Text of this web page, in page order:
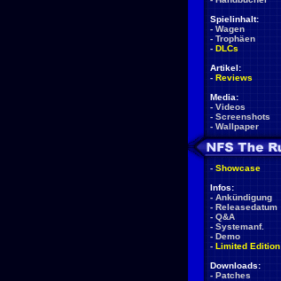
Spielinhalt:
- Wagen
- Trophäen
- DLCs
Artikel:
- Reviews
Media:
- Videos
- Screenshots
- Wallpaper
- Showcase
Infos:
- Ankündigung
- Releasedatum
- Q&A
- Systemanf.
- Demo
- Limited Edition
Downloads:
- Patches